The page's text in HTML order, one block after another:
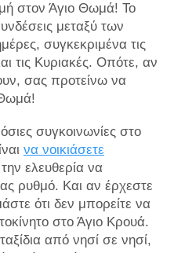
στον Άγιο Θωμά! Το
μεταξύ των
συγκεκριμένα τις
τις Κυριακές. Οπότε, αν
σας προτείνω να
Θωμά!
συγκοινωνίες στο
να νοικιάσετε
ελευθερία να
ρυθμό. Και αν έρχεστε
ότι δεν μπορείτε να
στο Άγιο Κρουά.
από νησί σε νησί,